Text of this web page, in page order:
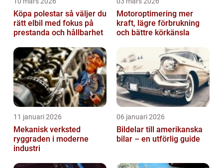
Köpa polestar så väljer du
rätt elbil med fokus på
prestanda och hållbarhet
Motoroptimering mer
kraft, lägre förbrukning
och bättre körkänsla
11 januari 2026
Mekanisk verksted
ryggraden i moderne
industri
06 januari 2026
Bildelar till amerikanska
bilar – en utförlig guide